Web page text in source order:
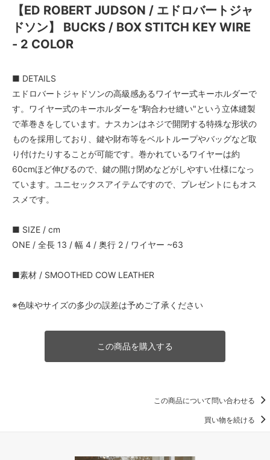
【ED ROBERT JUDSON / エドロバートジャ
ドソン】 BUCKS / BOX STITCH KEY WIRE
- 2 COLOR
■ DETAILS
エドロバートジャドソンの高級感あるワイヤー式キーホルダーで
す。ワイヤー式のキーホルダーを"駒合わせ縫い"という立体縫製
で革巻きをしています。ナスカンはネジで開閉する特殊な形状の
ものを採用しており、鍵や財布等をベルトループやバッグなど取
り付けたりすることが可能です。巻かれているワイヤーは約
60cmほど伸びるので、鍵の開け閉めなどがしやすい仕様になっ
ています。ユニセックスアイテムですので、プレゼントにもオス
スメです。
■ SIZE / cm
ONE / 全長 13 / 幅 4 / 奥行 2 / ワイヤー ~63
■素材 / SMOOTHED COW LEATHER
※色味やサイズの多少の誤差は予めご了承ください
この商品を購入する
この商品について問い合わせる
買い物を続ける